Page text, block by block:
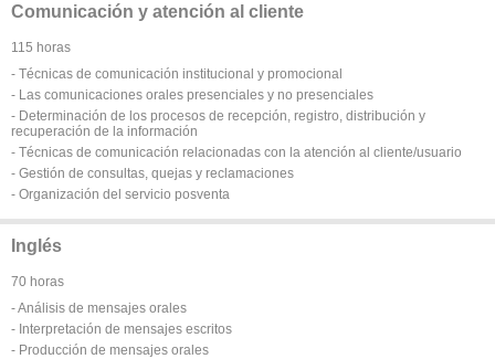
Comunicación y atención al cliente
115 horas
- Técnicas de comunicación institucional y promocional
- Las comunicaciones orales presenciales y no presenciales
- Determinación de los procesos de recepción, registro, distribución y
recuperación de la información
- Técnicas de comunicación relacionadas con la atención al cliente/usuario
- Gestión de consultas, quejas y reclamaciones
- Organización del servicio posventa
Inglés
70 horas
- Análisis de mensajes orales
- Interpretación de mensajes escritos
- Producción de mensajes orales